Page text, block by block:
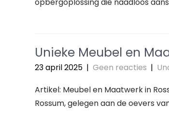
opbergoplossing die naadloos
Unieke Meubel en
23 april 2025 | Geen reacties |
Artikel: Meubel en Maatwerk in
Rossum, gelegen aan de oevers